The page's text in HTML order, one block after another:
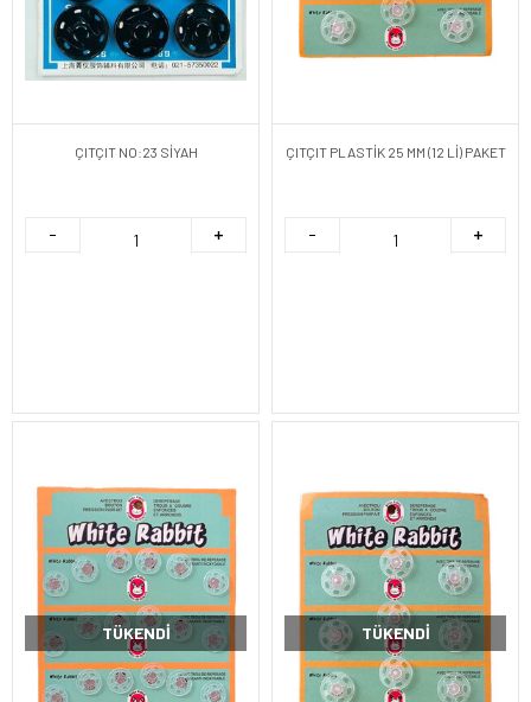
ÇITÇIT NO:23 SİYAH ÇITÇIT PLASTİK 25 MM (12 Lİ) PAKET
TÜKENDI TÜKENDI